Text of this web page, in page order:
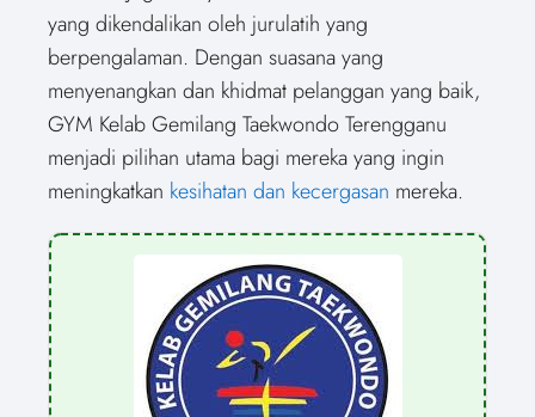
yang dikendalikan oleh jurulatih yang
berpengalaman. Dengan suasana yang
menyenangkan dan khidmat pelanggan yang baik,
GYM Kelab Gemilang Taekwondo Terengganu
menjadi pilihan utama bagi mereka yang ingin
meningkatkan kesihatan dan kecergasan mereka.